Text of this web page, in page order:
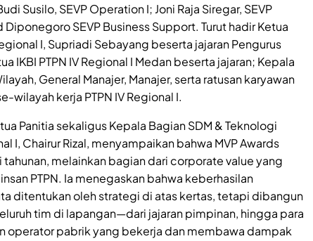
Susilo, SEVP Operation I; Joni Raja Siregar, SEVP
SEVP Business Support. Turut hadir Ketua
I, Supriadi Sebayang beserta jajaran Pengurus
IKBI PTPN IV Regional I Medan beserta jajaran; Kepala
General Manajer, Manajer, serta ratusan karyawan
wilayah kerja PTPN IV Regional I.
Panitia sekaligus Kepala Bagian SDM & Teknologi
I, Chairur Rizal, menyampaikan bahwa MVP Awards
melainkan bagian dari corporate value yang
PTPN. Ia menegaskan bahwa keberhasilan
ditentukan oleh strategi di atas kertas, tetapi dibangun
tim di lapangan—dari jajaran pimpinan, hingga para
operator pabrik yang bekerja dan membawa dampak